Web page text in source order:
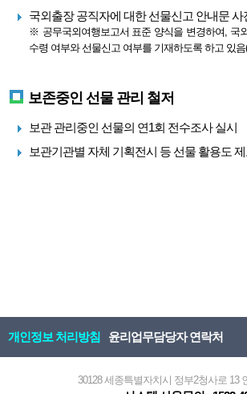
국외출장 공직자에 대한 선물신고 안내문 사
※ 공무국외여행보고서 표준 양식을 변경하여, 국
수령 여부와 선물신고 여부를 기재하도록 하고 있음
보존중인 선물 관리 철저
보관 관리중인 선물의 연1회 전수조사 실시
보관기관별 자체 기획전시 등 선물 활용도
개인정보 처리방침 윤리업무담당자 연락처
30128 세종특별자치시 정부2청사로 13